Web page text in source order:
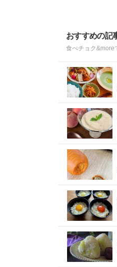
おすすめの記
食べチョク&more